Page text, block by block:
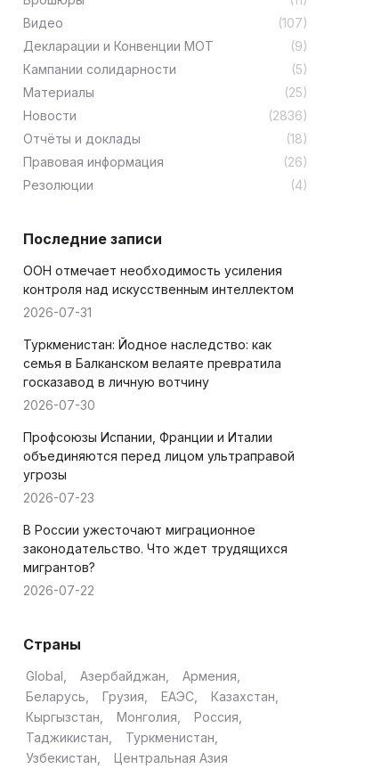
Видео
(107)
Декларации и Конвенции МОТ
(9)
Кампании солидарности
(5)
Материалы
(25)
Новости
(2836)
Отчёты и доклады
(18)
Правовая информация
(26)
Резолюции
(4)
Последние записи
ООН отмечает необходимость усиления
контроля над искусственным интеллектом
2026-07-31
Туркменистан: Йодное наследство: как
семья в Балканском велаяте превратила
госказавод в личную вотчину
2026-07-30
Профсоюзы Испании, Франции и Италии
объединяются перед лицом ультраправой
угрозы
2026-07-23
В России ужесточают миграционное
законодательство. Что ждет трудящихся
мигрантов?
2026-07-22
Страны
Global Азербайджан
Армения
Беларусь
Грузия ЕАЭС
Казахстан
Кыргызстан
Монголия
Россия
Таджикистан
Туркменистан
Узбекистан
Центральная Азия